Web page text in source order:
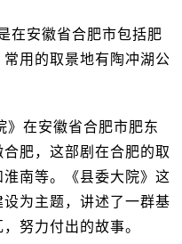
在安徽省合肥市包括肥
用的取景地有陶冲湖公
》在安徽省合肥市肥东
肥，这部剧在合肥的取
南等。《县委大院》这
为主题，讲述了一群基
努力付出的故事。